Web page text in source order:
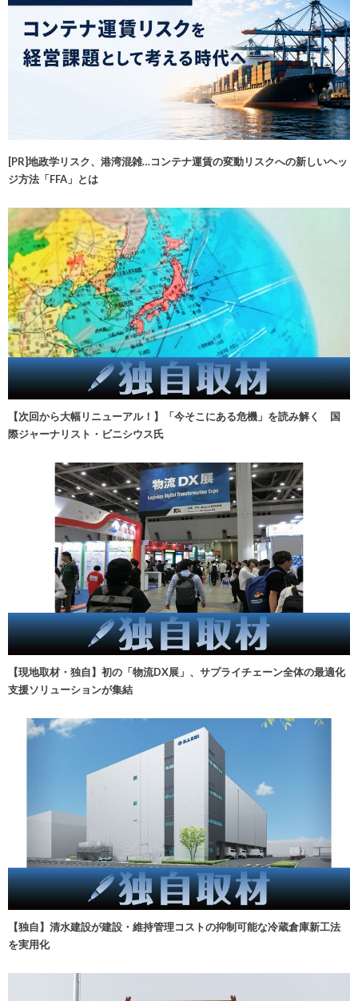
[PR]地政学リスク、港湾混雑…コンテナ運賃の変動リスクへの新しいヘッ
ジ方法「FFA」とは
【次回から大幅リニューアル！】「今そこにある危機」を読み解く 国
際ジャーナリスト・ビニシウス氏
【現地取材・独自】初の「物流DX展」、サプライチェーン全体の最適化
支援ソリューションが集結
【独自】清水建設が建設・維持管理コストの抑制可能な冷蔵倉庫新工法
を実用化